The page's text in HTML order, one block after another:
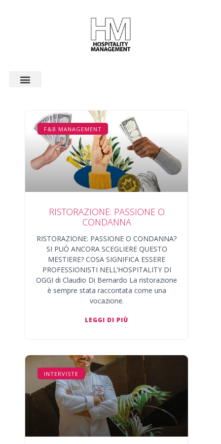
F&B MANAGEMENT
RISTORAZIONE: PASSIONE O
CONDANNA
RISTORAZIONE: PASSIONE O CONDANNA?
SI PUÒ ANCORA SCEGLIERE QUESTO
MESTIERE? COSA SIGNIFICA ESSERE
PROFESSIONISTI NELL’HOSPITALITY DI
OGGI di Claudio Di Bernardo La ristorazione
è sempre stata raccontata come una
vocazione.
LEGGI DI PIÙ
INTERVISTE